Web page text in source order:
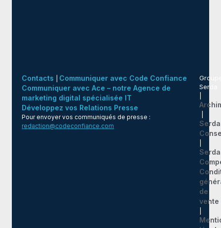
Contacts
Communiquer avec Code Confiance
Communiquer avec Ace – notre Agence de
marketing digital spécialisée IT
Développez vos Relations Presse
Pour envoyer vos communiqués de presse :
redaction@codeconfiance.com
Serda
Serda
Serda
de
vente